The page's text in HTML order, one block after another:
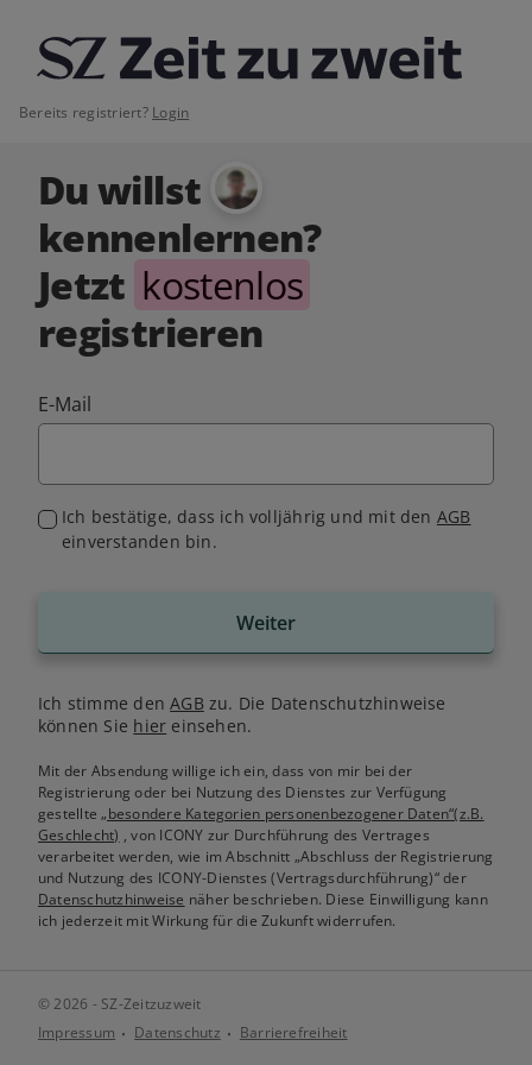
Bereits registriert? Login
Du willst
kennenlernen?
Jetzt kostenlos
registrieren
E-Mail
Ich bestätige, dass ich volljährig und mit den AGB
einverstanden bin.
Weiter
Ich stimme denAGB zu. Die Datenschutzhinweise
können Sie hier einsehen.
Mit der Absendung willige ich ein, dass von mir bei der
Registrierung oder bei Nutzung des Dienstes zur Verfügung
gestellte„besondere Kategorien personenbezogener Daten“(z.B.
Geschlecht) , von ICONY zur Durchführung des Vertrages
verarbeitet werden, wie im Abschnitt „Abschluss der Registrierung
und Nutzung des ICONY-Dienstes (Vertragsdurchführung)“ der
Datenschutzhinweise näher beschrieben. Diese Einwilligung kann
ich jederzeit mit Wirkung für die Zukunft widerrufen.
© 2026 - SZ-Zeitzuzweit
Impressum
Datenschutz Barrierefreiheit